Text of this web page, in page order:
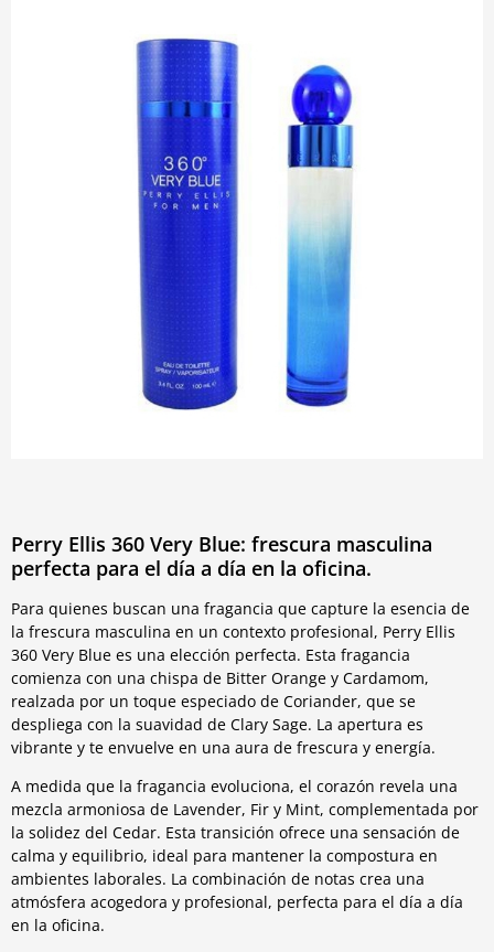
Perry Ellis 360 Very Blue: frescura masculina
perfecta para el día a día en la oficina.
Para quienes buscan una fragancia que capture la esencia de
la frescura masculina en un contexto profesional, Perry Ellis
360 Very Blue es una elección perfecta. Esta fragancia
comienza con una chispa de Bitter Orange y Cardamom,
realzada por un toque especiado de Coriander, que se
despliega con la suavidad de Clary Sage. La apertura es
vibrante y te envuelve en una aura de frescura y energía.
A medida que la fragancia evoluciona, el corazón revela una
mezcla armoniosa de Lavender, Fir y Mint, complementada por
la solidez del Cedar. Esta transición ofrece una sensación de
calma y equilibrio, ideal para mantener la compostura en
ambientes laborales. La combinación de notas crea una
atmósfera acogedora y profesional, perfecta para el día a día
en la oficina.